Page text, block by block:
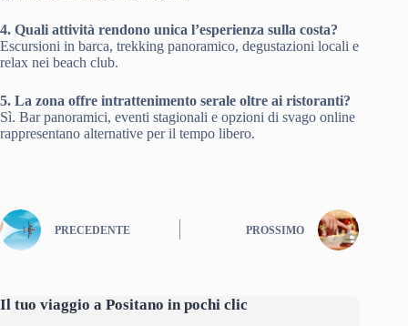
4. Quali attività rendono unica l’esperienza sulla costa?
Escursioni in barca, trekking panoramico, degustazioni locali e
relax nei beach club.
5. La zona offre intrattenimento serale oltre ai ristoranti?
Sì. Bar panoramici, eventi stagionali e opzioni di svago online
rappresentano alternative per il tempo libero.
PRECEDENTE PROSSIMO
Il tuo viaggio a Positano in pochi clic